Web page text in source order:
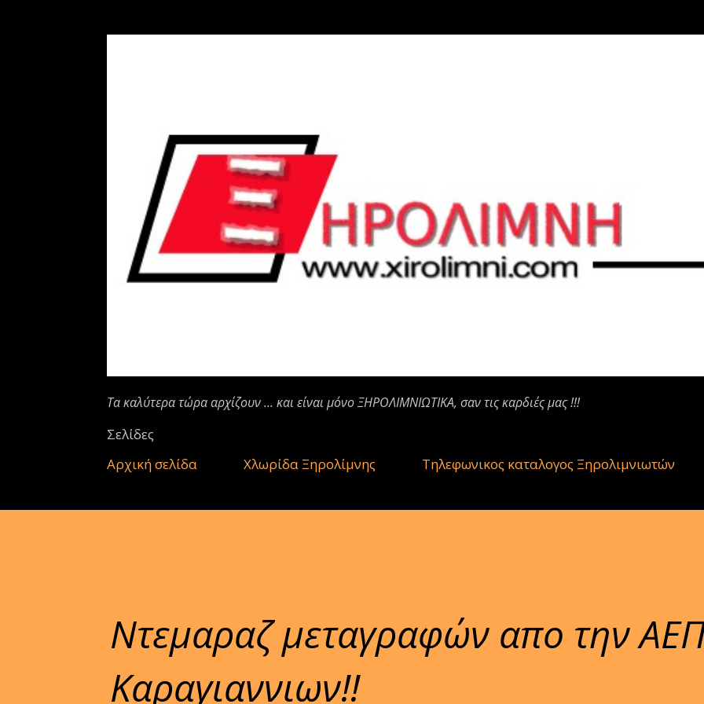
Τα καλύτερα τώρα αρχίζουν ... και είναι μόνο ΞΗΡΟΛΙΜΝΙΩΤΙΚΑ, σαν τις καρδιές μας !!!
Σελίδες
Αρχική σελίδα
Χλωρίδα Ξηρολίμνης Τηλεφωνικος καταλογος Ξηρολιμνιωτών
Ντεμαραζ μεταγραφών απο την
Καραγιαννιων!!